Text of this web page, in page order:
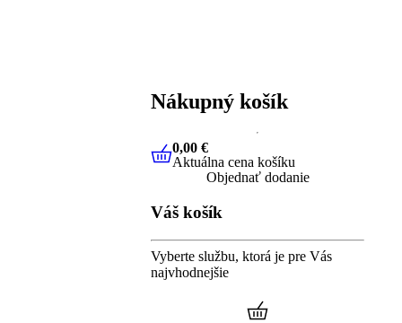
Nákupný košík
0,00 €Aktuálna cena košíku
0,00 €
Aktuálna cena košíku
Objednať dodanie
Váš košík
Vyberte službu, ktorá je pre Vás
najvhodnejšie